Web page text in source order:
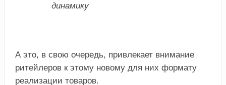
динамику
А это, в свою очередь, привлекает внимание
ритейлеров к этому новому для них формату
реализации товаров.